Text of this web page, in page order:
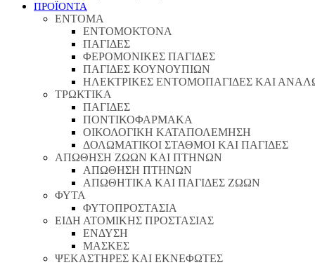
ΠΡΟΪΟΝΤΑ
ΕΝΤΟΜΑ
ΕΝΤΟΜΟΚΤΟΝΑ
ΠΑΓΙΔΕΣ
ΦΕΡΟΜΟΝΙΚΕΣ ΠΑΓΙΔΕΣ
ΠΑΓΙΔΕΣ ΚΟΥΝΟΥΠΙΩΝ
ΗΛΕΚΤΡΙΚΕΣ ΕΝΤΟΜΟΠΑΓΙΔΕΣ ΚΑΙ
ΤΡΩΚΤΙΚΑ
ΠΑΓΙΔΕΣ
ΠΟΝΤΙΚΟΦΑΡΜΑΚΑ
ΟΙΚΟΛΟΓΙΚΗ ΚΑΤΑΠΟΛΕΜΗΣΗ
ΔΟΛΩΜΑΤΙΚΟΙ ΣΤΑΘΜΟΙ ΚΑΙ ΠΑΓΙΔΕΣ
ΑΠΩΘΗΣΗ ΖΩΩΝ ΚΑΙ ΠΤΗΝΩΝ
ΑΠΩΘΗΣΗ ΠΤΗΝΩΝ
ΑΠΩΘΗΤΙΚΑ ΚΑΙ ΠΑΓΙΔΕΣ ΖΩΩΝ
ΦΥΤΑ
ΦΥΤΟΠΡΟΣΤΑΣΙΑ
ΕΙΔΗ ΑΤΟΜΙΚΗΣ ΠΡΟΣΤΑΣΙΑΣ
ΕΝΔΥΣΗ
ΜΑΣΚΕΣ
ΨΕΚΑΣΤΗΡΕΣ ΚΑΙ ΕΚΝΕΦΩΤΕΣ